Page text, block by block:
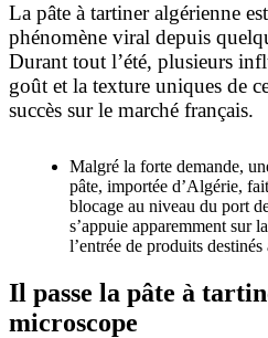
La pâte à tartiner algérienne
phénomène viral depuis
Durant tout l’été, plusieurs
goût et la texture uniques de
succès sur le marché français.
Malgré la forte demande,
pâte, importée d’Algérie,
blocage au niveau du port
s’appuie apparemment sur
l’entrée de produits
Il passe la pâte à
microscope